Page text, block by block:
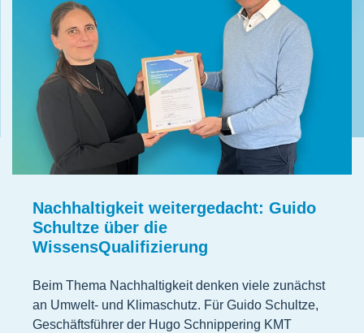
Nachhaltigkeit weitergedacht: Guido
Schultze über die
WissensQualifizierung
Beim Thema Nachhaltigkeit denken viele zunächst
an Umwelt- und Klimaschutz. Für Guido Schultze,
Geschäftsführer der Hugo Schnippering KMT